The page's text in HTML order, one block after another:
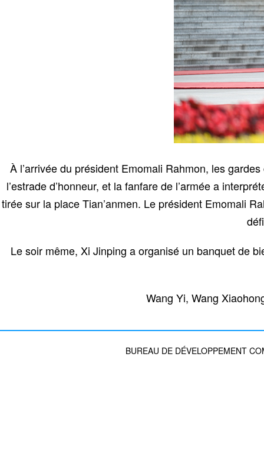
À l’arrivée du président Emomali Rahmon, les
l’estrade d’honneur, et la fanfare de l’armée a
tirée sur la place Tian’anmen. Le président Emomali
Le soir même, Xi Jinping a organisé un banquet de
Wang Yi, Wang
BUREAU DE DÉVELOPPEMENT